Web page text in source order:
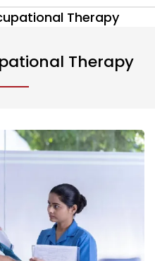
Therapy
Therapy